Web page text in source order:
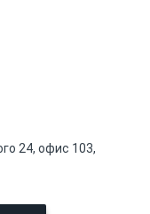
24, офис 103,